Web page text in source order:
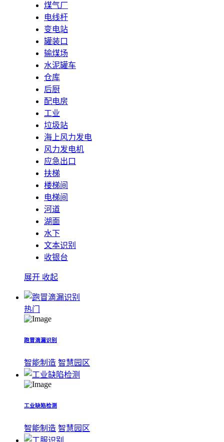
煤气厂
电线杆
变电站
罐装口
输煤场
水泥罐车
仓库
后厨
配电房
工业
垃圾站
海上风力发电
风力发电机
应急出口
扶梯
楼梯间
电梯间
河道
湖面
水下
文本识别
收银台
展开 收起
热门
跑冒滴漏识别
智能制造 智慧园区
工业缺陷检测
智能制造 智慧园区